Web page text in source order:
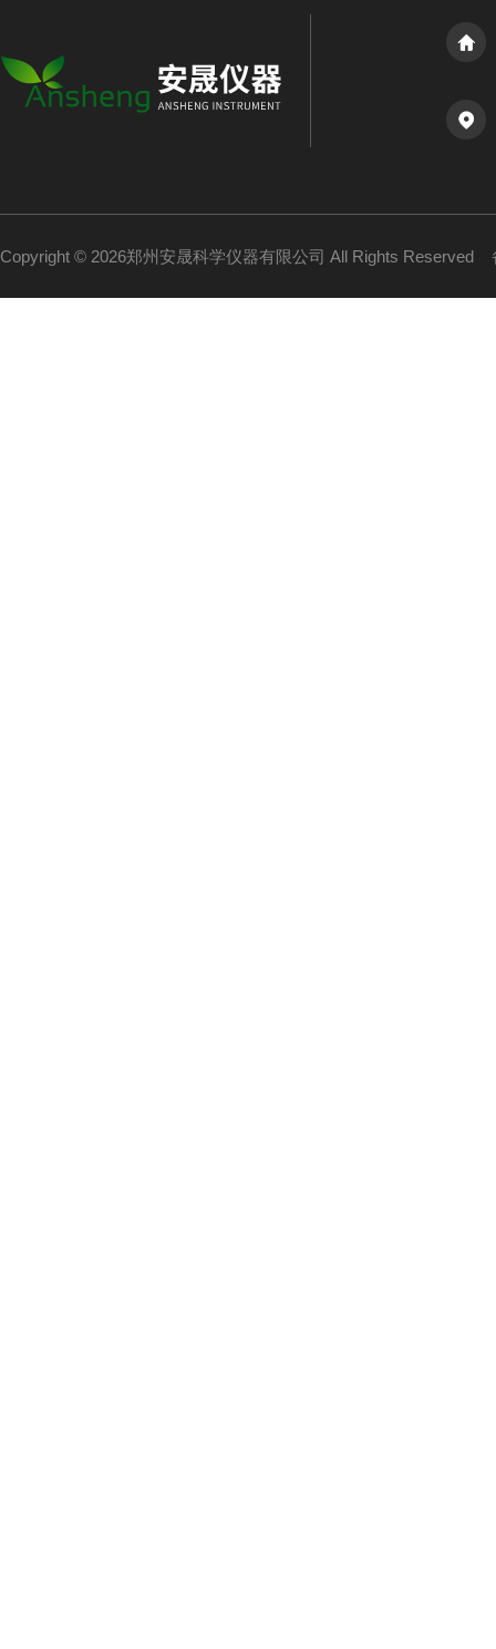
Copyright © 2026郑州安晟科学仪器有限公司 All Rights Reserved